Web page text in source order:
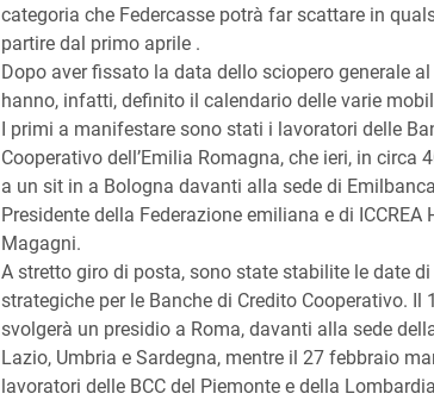
categoria che Federcasse potrà far scattare in
partire dal primo aprile .
Dopo aver fissato la data dello sciopero generale
hanno, infatti, definito il calendario delle varie
I primi a manifestare sono stati i lavoratori delle
Cooperativo dell’Emilia Romagna, che ieri, in circa
a un sit in a Bologna davanti alla sede di
Presidente della Federazione emiliana e di ICCREA
Magagni.
A stretto giro di posta, sono state stabilite le date
strategiche per le Banche di Credito Cooperativo. Il
svolgerà un presidio a Roma, davanti alla sede
Lazio, Umbria e Sardegna, mentre il 27 febbraio
lavoratori delle BCC del Piemonte e della